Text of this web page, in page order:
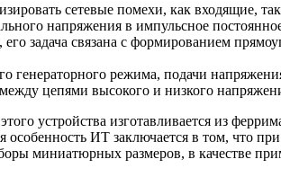
сетевые помехи, как входящие,
напряжения в импульсное
задача связана с формированием
режима, подачи
цепями высокого и низкого
устройства изготавливается из
особенность ИТ заключается в том, что
миниатюрных размеров, в качестве